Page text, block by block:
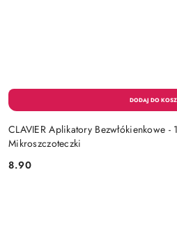
CLAVIER Aplikatory Bezwłókienkowe -
Mikroszczoteczki
Cena:
8.90